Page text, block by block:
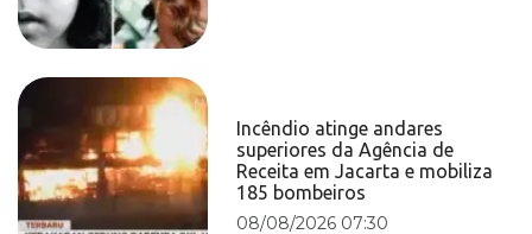
Incêndio atinge andares
superiores da Agência de
Receita em Jacarta e mobiliza
185 bombeiros
08/08/2026 07:30